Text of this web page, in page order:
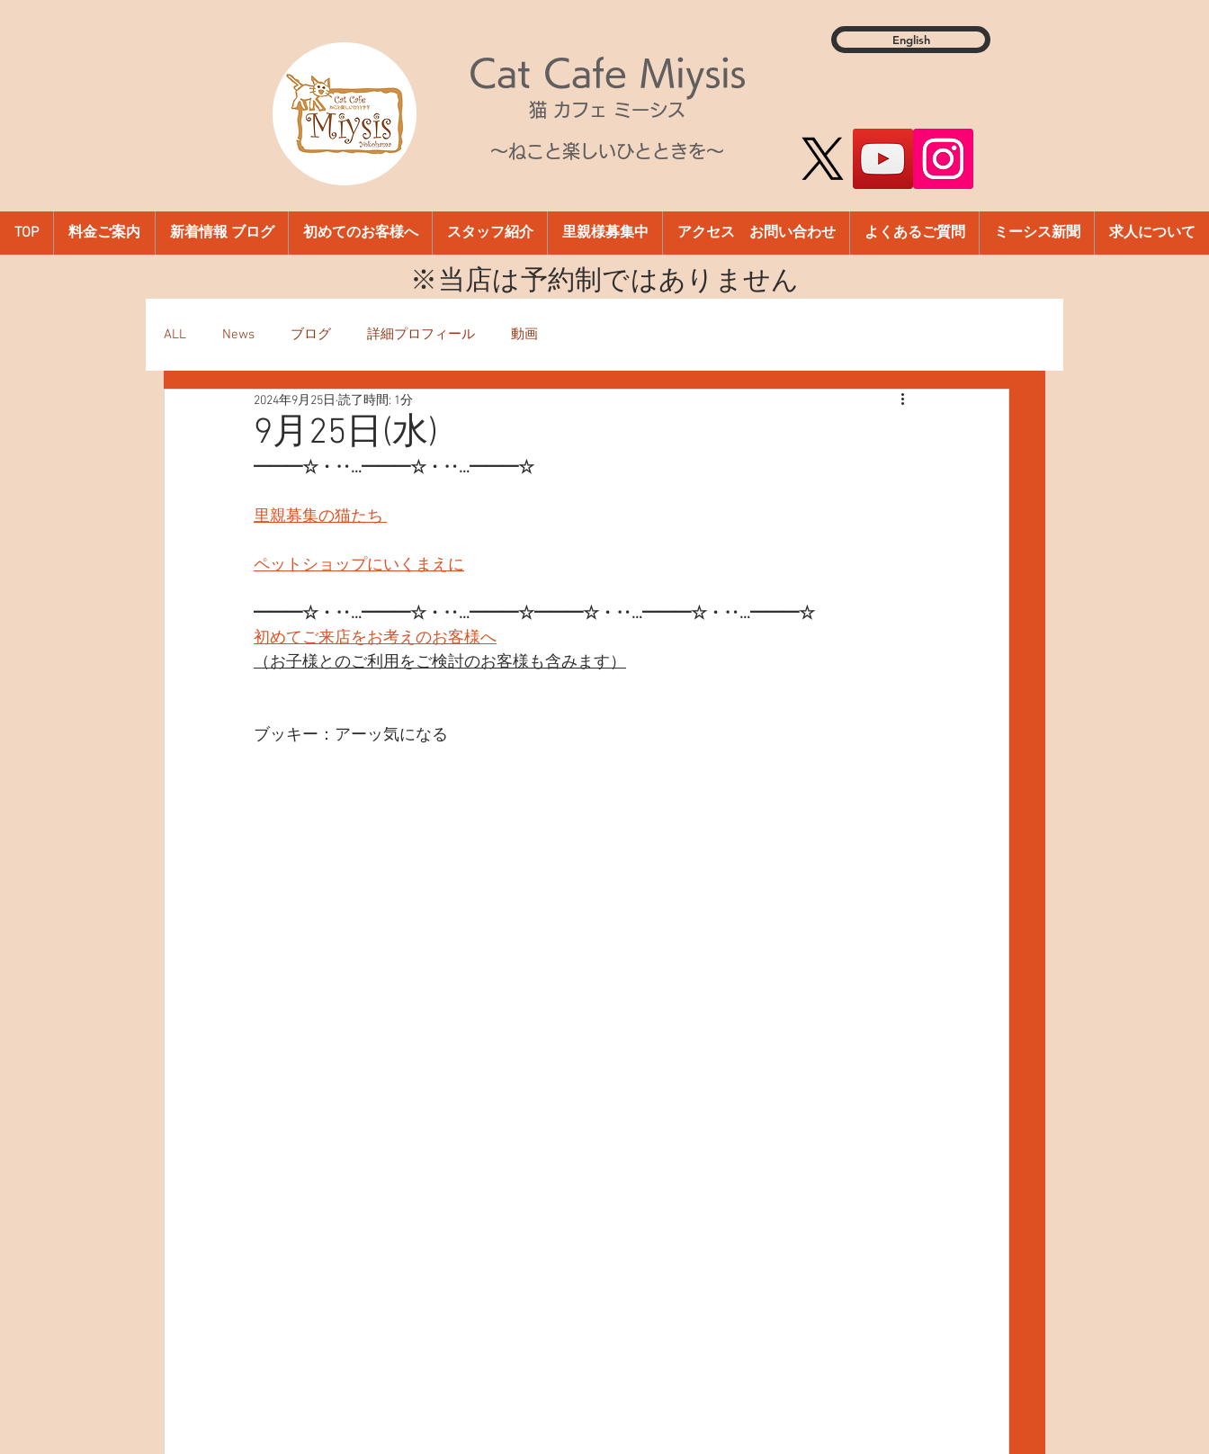
Cat Cafe Miysis
猫 カフェ ミーシス
～ねこと楽しいひとときを～
English
TOP 料金ご案内 新着情報 ブログ 初めてのお客様へ スタッフ紹介 里親様募集中 アクセス お問い合わせ よくあるご質問 ミーシス新聞 求人について
​※当店は予約制ではありません
ALL News ブログ 詳細プロフィール 動画
9月25日(水)
2024年9月25日 読了時間: 1分
━━━☆・‥…━━━☆・‥…━━━☆
里親募集の猫たち
ペットショップにいくまえに
━━━☆・‥…━━━☆・‥…━━━☆━━━☆・‥…━━━☆・‥…━━━☆
初めてご来店をお考えのお客様へ
（お子様とのご利用をご検討のお客様も含みます）
ブッキー：アーッ気になる